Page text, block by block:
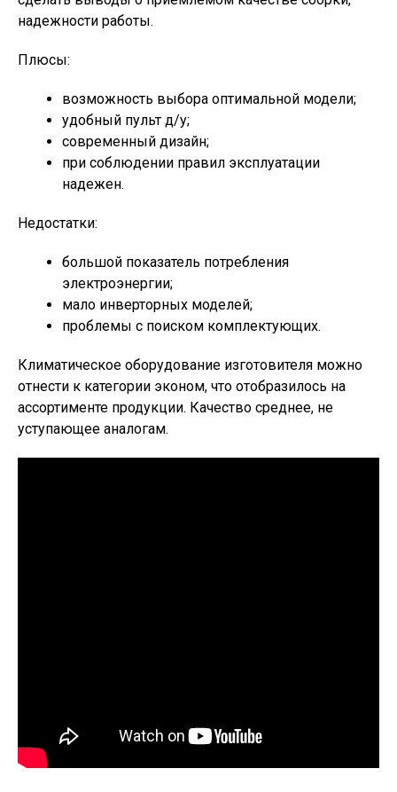
надежности работы.
Плюсы:
возможность выбора оптимальной модели;
удобный пульт д/у;
современный дизайн;
при соблюдении правил эксплуатации
надежен.
Недостатки:
большой показатель потребления
электроэнергии;
мало инверторных моделей;
проблемы с поиском комплектующих.
Климатическое оборудование изготовителя можно
отнести к категории эконом, что отобразилось на
ассортименте продукции. Качество среднее, не
уступающее аналогам.